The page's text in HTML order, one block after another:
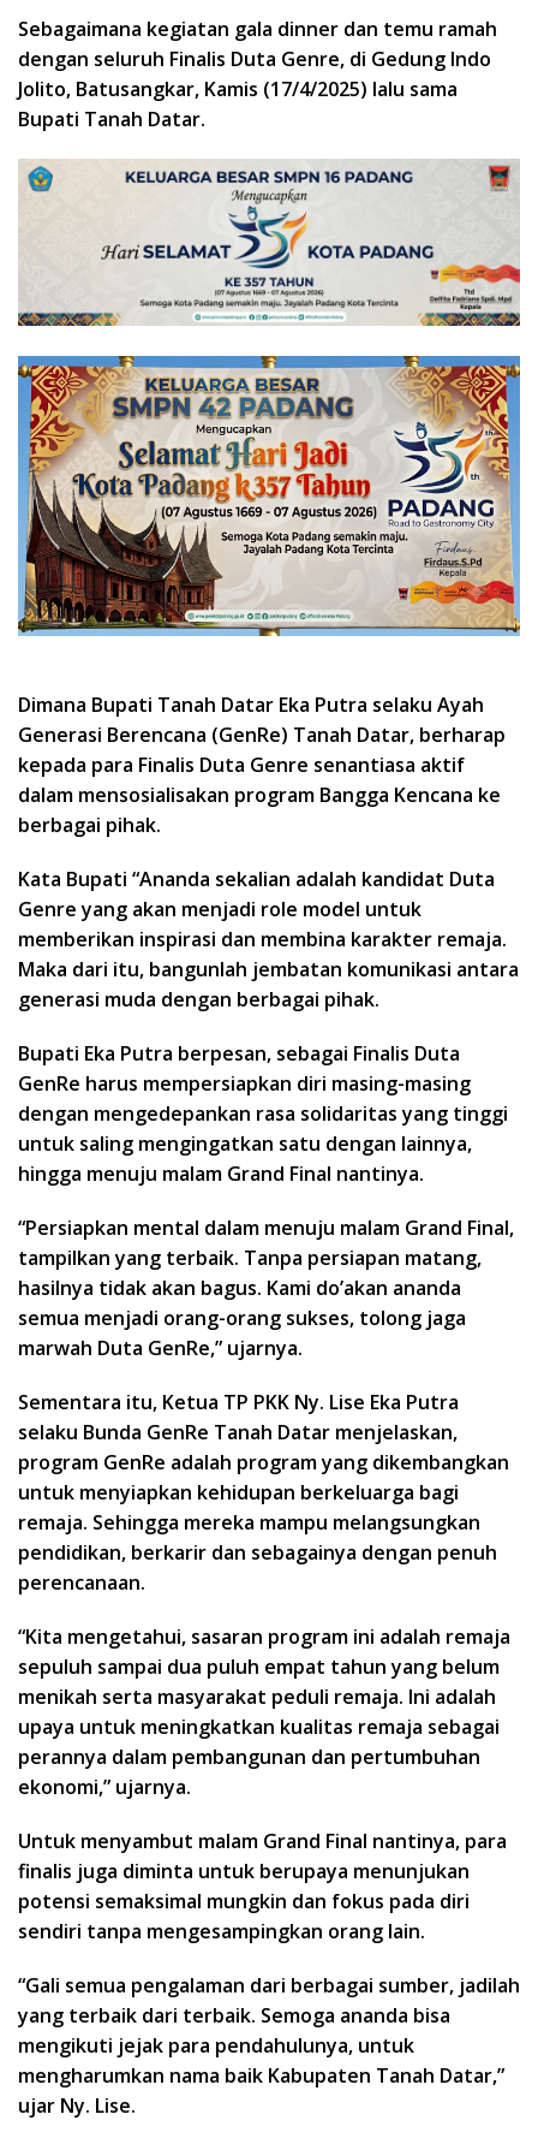
Sebagaimana kegiatan gala dinner dan temu ramah
dengan seluruh Finalis Duta Genre, di Gedung Indo
Jolito, Batusangkar, Kamis (17/4/2025) lalu sama
Bupati Tanah Datar.
Dimana Bupati Tanah Datar Eka Putra selaku Ayah
Generasi Berencana (GenRe) Tanah Datar, berharap
kepada para Finalis Duta Genre senantiasa aktif
dalam mensosialisakan program Bangga Kencana ke
berbagai pihak.
Kata Bupati “Ananda sekalian adalah kandidat Duta
Genre yang akan menjadi role model untuk
memberikan inspirasi dan membina karakter remaja.
Maka dari itu, bangunlah jembatan komunikasi antara
generasi muda dengan berbagai pihak.
Bupati Eka Putra berpesan, sebagai Finalis Duta
GenRe harus mempersiapkan diri masing-masing
dengan mengedepankan rasa solidaritas yang tinggi
untuk saling mengingatkan satu dengan lainnya,
hingga menuju malam Grand Final nantinya.
“Persiapkan mental dalam menuju malam Grand Final,
tampilkan yang terbaik. Tanpa persiapan matang,
hasilnya tidak akan bagus. Kami do’akan ananda
semua menjadi orang-orang sukses, tolong jaga
marwah Duta GenRe,” ujarnya.
Sementara itu, Ketua TP PKK Ny. Lise Eka Putra
selaku Bunda GenRe Tanah Datar menjelaskan,
program GenRe adalah program yang dikembangkan
untuk menyiapkan kehidupan berkeluarga bagi
remaja. Sehingga mereka mampu melangsungkan
pendidikan, berkarir dan sebagainya dengan penuh
perencanaan.
“Kita mengetahui, sasaran program ini adalah remaja
sepuluh sampai dua puluh empat tahun yang belum
menikah serta masyarakat peduli remaja. Ini adalah
upaya untuk meningkatkan kualitas remaja sebagai
perannya dalam pembangunan dan pertumbuhan
ekonomi,” ujarnya.
Untuk menyambut malam Grand Final nantinya, para
finalis juga diminta untuk berupaya menunjukan
potensi semaksimal mungkin dan fokus pada diri
sendiri tanpa mengesampingkan orang lain.
“Gali semua pengalaman dari berbagai sumber, jadilah
yang terbaik dari terbaik. Semoga ananda bisa
mengikuti jejak para pendahulunya, untuk
mengharumkan nama baik Kabupaten Tanah Datar,”
ujar Ny. Lise.